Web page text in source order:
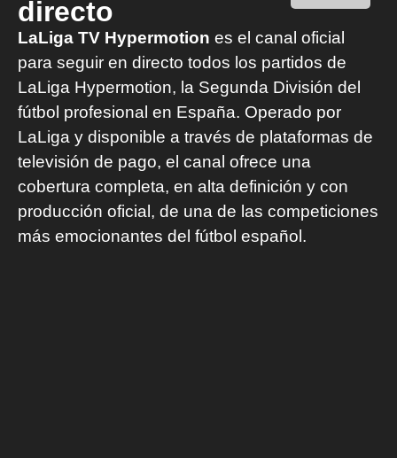
directo
LaLiga TV Hypermotion es el canal oficial
para seguir en directo todos los partidos de
LaLiga Hypermotion, la Segunda División del
fútbol profesional en España. Operado por
LaLiga y disponible a través de plataformas de
televisión de pago, el canal ofrece una
cobertura completa, en alta definición y con
producción oficial, de una de las competiciones
más emocionantes del fútbol español.